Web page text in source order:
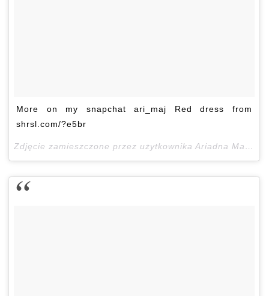
More on my snapchat ari_maj Red dress from
shrsl.com/?e5br
Zdjęcie zamieszczone przez użytkownika Ariadna Majewska (@ari_maj)